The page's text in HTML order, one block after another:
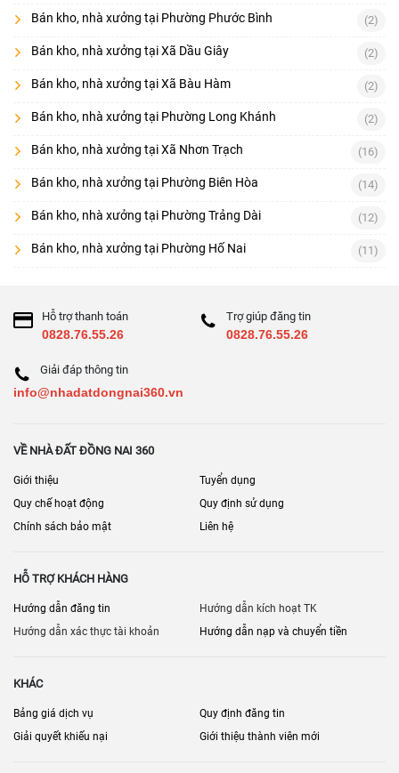
Bán kho, nhà xưởng tại Phường Phước Bình (2)
Bán kho, nhà xưởng tại Xã Dầu Giây (2)
Bán kho, nhà xưởng tại Xã Bàu Hàm (2)
Bán kho, nhà xưởng tại Phường Long Khánh (2)
Bán kho, nhà xưởng tại Xã Nhơn Trạch (16)
Bán kho, nhà xưởng tại Phường Biên Hòa (14)
Bán kho, nhà xưởng tại Phường Trảng Dài (12)
Bán kho, nhà xưởng tại Phường Hố Nai (11)
Hỗ trợ thanh toán
0828.76.55.26
Trợ giúp đăng tin
0828.76.55.26
Giải đáp thông tin
info@nhadatdongnai360.vn
VỀ NHÀ ĐẤT ĐỒNG NAI 360
Giới thiệu
Tuyển dụng
Quy chế hoạt động
Quy định sử dụng
Chính sách bảo mật
Liên hệ
HỖ TRỢ KHÁCH HÀNG
Hướng dẫn đăng tin
Hướng dẫn kích hoạt TK
Hướng dẫn xác thực tài khoản
Hướng dẫn nạp và chuyển tiền
KHÁC
Bảng giá dịch vụ
Quy định đăng tin
Giải quyết khiếu nại
Giới thiệu thành viên mới